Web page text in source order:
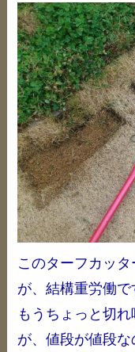
このターフカッ
が、結構重労働で
もうちょっと切
が、値段が値段